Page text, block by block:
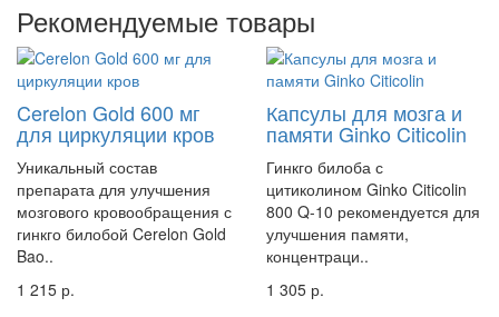
Рекомендуемые товары
Cerelon Gold 600 мг
для циркуляции кров
Уникальный состав
препарата для улучшения
мозгового кровообращения с
гинкго билобой Cerelon Gold
Bao..
1 215 р.
Капсулы для мозга и
памяти Ginko Citicolin
Гинкго билоба с
цитиколином Ginko Citicolin
800 Q-10 рекомендуется для
улучшения памяти,
концентраци..
1 305 р.